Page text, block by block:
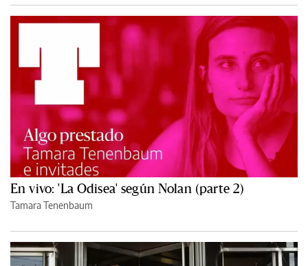
En vivo: 'La Odisea' según Nolan (parte 2)
Tamara Tenenbaum